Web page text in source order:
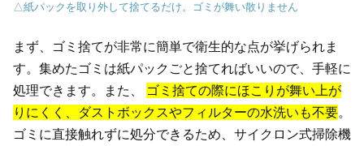
△紙パックを取り外して捨てるだけ。ゴミが舞い散りません
まず、ゴミ捨てが非常に簡単で衛生的な点が挙げられま
す。集めたゴミは紙パックごと捨てればいいので、手軽に
処理できます。また、
ゴミ捨ての際にほこりが舞い上が
りにくく、ダストボックスやフィルターの水洗いも不要。
ゴミに直接触れずに処分できるため、サイクロン式掃除機